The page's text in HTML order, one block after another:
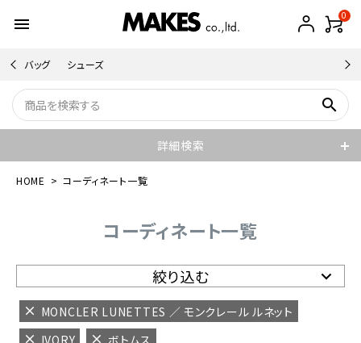
menu 0
バッグ シューズ
search
詳細検索
HOME コーディネート一覧
コーディネート一覧
絞り込む
MONCLER LUNETTES ／ モンクレール ルネット
IVORY
ボトムス